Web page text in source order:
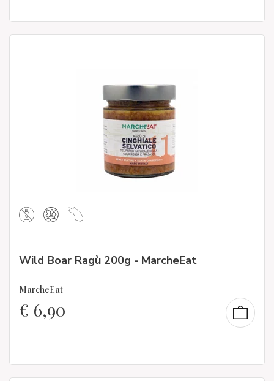
Wild Boar Ragù 200g - MarcheEat
MarcheEat
€ 6,90